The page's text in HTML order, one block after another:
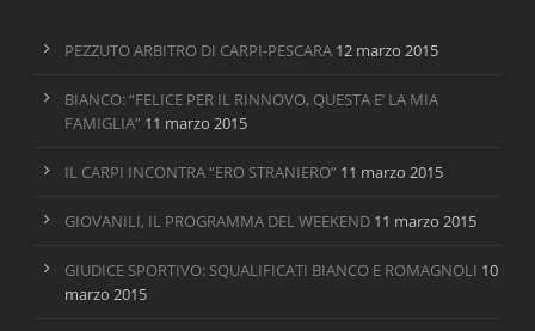
PEZZUTO ARBITRO DI CARPI-PESCARA 12 marzo 2015
BIANCO: “FELICE PER IL RINNOVO, QUESTA E’ LA MIA
FAMIGLIA” 11 marzo 2015
IL CARPI INCONTRA “ERO STRANIERO” 11 marzo 2015
GIOVANILI, IL PROGRAMMA DEL WEEKEND 11 marzo 2015
GIUDICE SPORTIVO: SQUALIFICATI BIANCO E ROMAGNOLI 10
marzo 2015